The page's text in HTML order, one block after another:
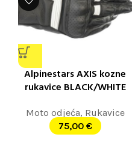
Alpinestars AXIS kozne
rukavice BLACK/WHITE
Moto odjeća, Rukavice
75,00 €